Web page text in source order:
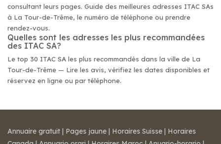
consultant leurs pages. Guide des meilleures adresses ITAC SAs
à La Tour-de-Trême, le numéro de téléphone ou prendre
rendez-vous.
Quelles sont les adresses les plus recommandées
des ITAC SA?
Le top 30 ITAC SA les plus recommandés dans la ville de La
Tour-de-Trême — Lire les avis, vérifiez les dates disponibles et
réservez en ligne ou par téléphone.
Annuaire gratuit | Pages jaune | Horaires Suisse | Horaires